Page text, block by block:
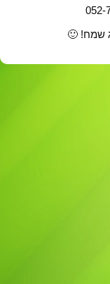
שמח! 🙂